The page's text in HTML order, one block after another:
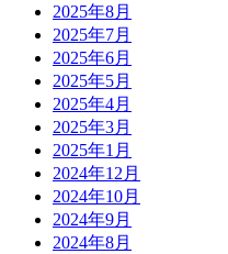
2025年8月
2025年7月
2025年6月
2025年5月
2025年4月
2025年3月
2025年1月
2024年12月
2024年10月
2024年9月
2024年8月